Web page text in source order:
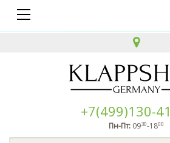
+7(499)130-
Пн-Пт:0930-1800